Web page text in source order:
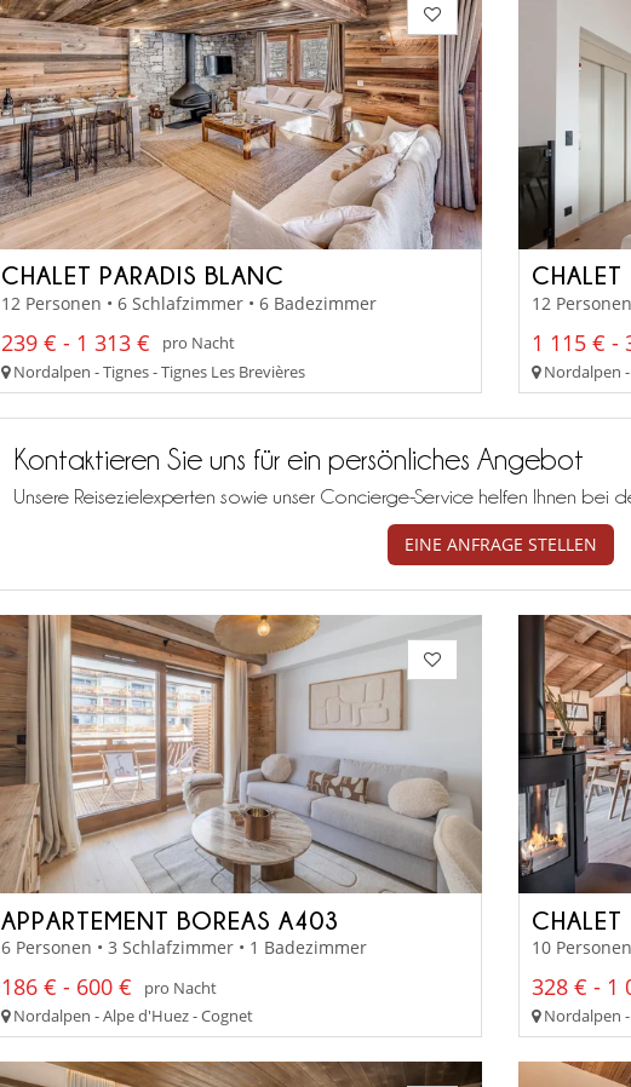
CHALET PARADIS BLANC
12 Personen • 6 Schlafzimmer • 6 Badezimmer
239 € - 1 313 €
pro Nacht
Nordalpen - Tignes - Tignes Les Brevières
CHALET
12
1 115 € -
Nordalpen -
Kontaktieren Sie uns für ein persönliches Angebot
Unsere Reisezielexperten sowie unser Concierge-Service helfen Ihnen
EINE ANFRAGE STELLEN
APPARTEMENT BOREAS A403
6 Personen • 3 Schlafzimmer • 1 Badezimmer
186 € - 600 €
pro Nacht
Nordalpen - Alpe d'Huez - Cognet
CHALET
10
328 € - 1
Nordalpen